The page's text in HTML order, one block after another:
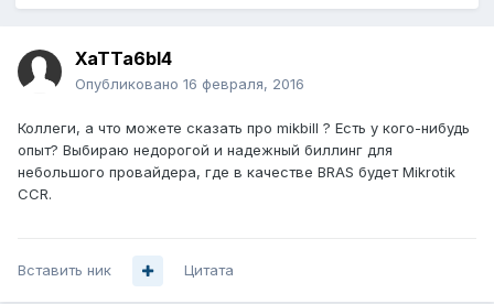
XaTTa6bl4
Опубликовано 16 февраля, 2016
Коллеги, а что можете сказать про mikbill ? Есть у кого-нибудь
опыт? Выбираю недорогой и надежный биллинг для
небольшого провайдера, где в качестве BRAS будет Mikrotik
CCR.
Вставить ник Цитата